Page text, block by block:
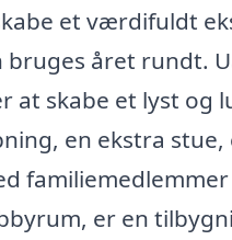
et værdifuldt
bruges året rundt.
at skabe et lyst og
en ekstra stue,
er en